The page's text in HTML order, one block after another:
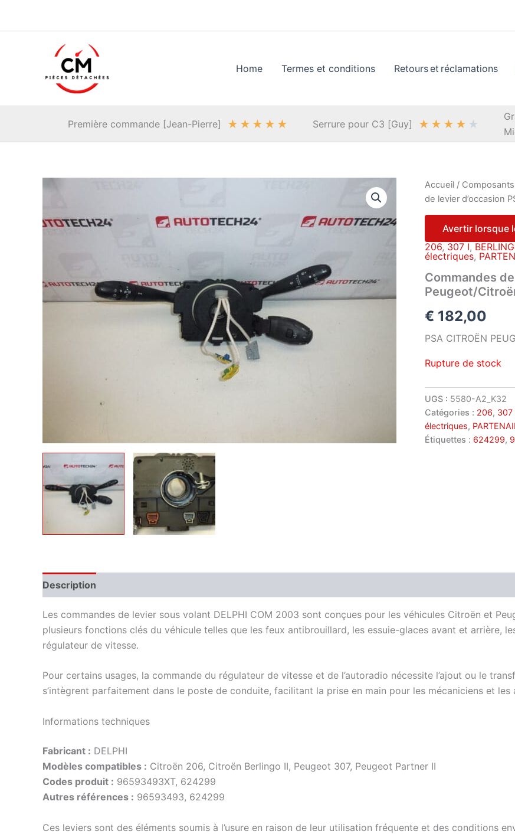
Home Termes et conditions Retours et réclamations
Première commande [Jean-Pierre] ★ ★ ★ ★ ★ Serrure pour C3 [Guy] ★ ★ ★ ★ ★
Accueil /
de levier d’occasion
Avertir lorsque
206, 307 I,
électriques,
Commandes
Peugeot/
€ 182,00
PSA CITROËN
Rupture de stock
UGS : 5580-A2_K32
Catégories : 206, 307
électriques,
Étiquettes : 624299,
Description
Les commandes de levier sous volant DELPHI COM 2003 sont conçues pour les véhicules Citroën et
plusieurs fonctions clés du véhicule telles que les feux antibrouillard, les essuie-glaces avant et arrière,
régulateur de vitesse.
Pour certains usages, la commande du régulateur de vitesse et de l’autoradio nécessite l’ajout ou le
s’intègrent parfaitement dans le poste de conduite, facilitant la prise en main pour les mécaniciens et
Informations techniques
Fabricant : DELPHI
Modèles compatibles : Citroën 206, Citroën Berlingo II, Peugeot 307, Peugeot Partner II
Codes produit : 96593493XT, 624299
Autres références : 96593493, 624299
Ces leviers sont des éléments soumis à l’usure en raison de leur utilisation fréquente et des conditions